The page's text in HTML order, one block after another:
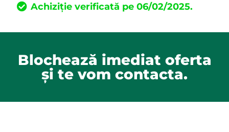
Achiziție verificată pe 06/02/2025.
Blochează imediat oferta
și te vom contacta.